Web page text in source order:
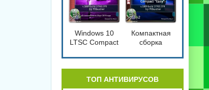
Windows 10
LTSC Compact
Компактная
сборка
1809 Compact
4in2
[17763.379]
ТОП АНТИВИРУСОВ